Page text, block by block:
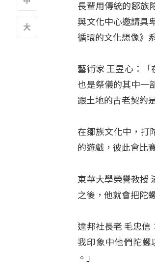
長輩用傳統的鄒族
與文化中心邀請具
循環的文化想像》
藝術家 王昱心：
也是祭儀的其中一
跟土地的古老契約
在鄒族文化中，打
的遊戲，彼此會比
東華大學榮譽教授
之後，他就會把陀
達邦社長老 毛忠信
我印象中他們陀螺
。」